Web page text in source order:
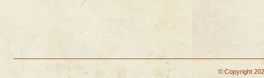
© Copyright